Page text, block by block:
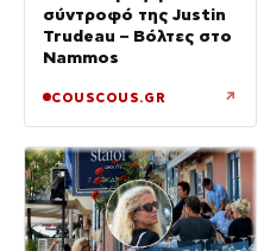
σύντροφό της Justin
Trudeau – Βόλτες στο
Nammos
COUSCOUS.GR ↗